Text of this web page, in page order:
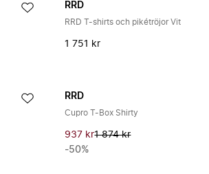
RRD
RRD T-shirts och pikétröjor Vit
1 751 kr
RRD
Cupro T-Box Shirty
937 kr1 874 kr
-50%